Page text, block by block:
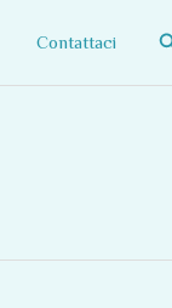
Contattaci